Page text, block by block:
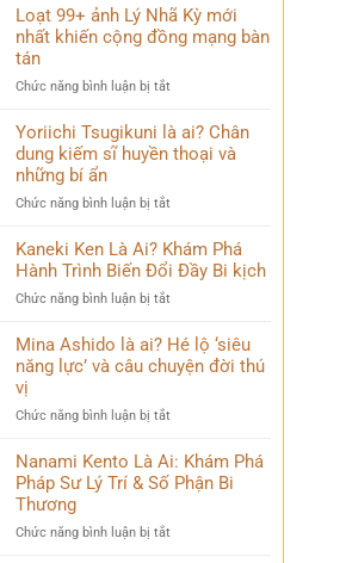
ít
biết
Mai
Thúy
sau
đăng
Loạt 99+ ảnh Lý Nhã Kỳ mới
nhất khiến cộng đồng mạng bàn
tán
Chức năng bình luận bị tắt
99+
ảnh
Kỳ
nhất
khiến
đồng
bàn
tán
Yoriichi Tsugikuni là ai? Chân
dung kiếm sĩ huyền thoại và
những bí ẩn
Chức năng bình luận bị tắt
Tsugikuni
là
Chân
kiếm
sĩ
và
bí
ẩn
Kaneki Ken Là Ai? Khám Phá
Hành Trình Biến Đổi Đầy Bi kịch
Chức năng bình luận bị tắt
Ken
Ai?
Phá
Trình
Biến
Bi
Mina Ashido là ai? Hé lộ ‘siêu
năng lực’ và câu chuyện đời thú
vị
Chức năng bình luận bị tắt
Ashido
là
lộ
Nanami Kento Là Ai: Khám Phá
Pháp Sư Lý Trí & Số Phận Bi
Thương
Chức năng bình luận bị tắt